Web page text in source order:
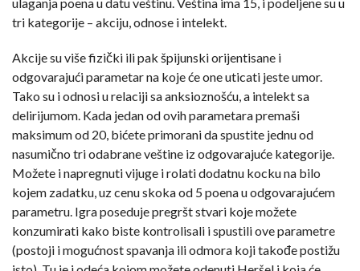
tri kategorije – akciju, odnose i intelekt.
Akcije su više fizički ili pak špijunski orijentisane i
odgovarajući parametar na koje će one uticati jeste umor.
Tako su i odnosi u relaciji sa anksioznošću, a intelekt sa
delirijumom. Kada jedan od ovih parametara premaši
maksimum od 20, bićete primorani da spustite jednu od
nasumično tri odabrane veštine iz odgovarajuće kategorije.
Možete i napregnuti vijuge i rolati dodatnu kocku na bilo
kojem zadatku, uz cenu skoka od 5 poena u odgovarajućem
parametru. Igra poseduje pregršt stvari koje možete
konzumirati kako biste kontrolisali i spustili ove parametre
(postoji i mogućnost spavanja ili odmora koji takođe postižu